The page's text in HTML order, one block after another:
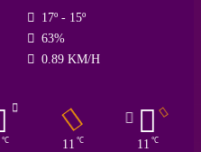
17º - 15º
63%
0.89 KM/H
℃ 11 ℃ 11 ℃